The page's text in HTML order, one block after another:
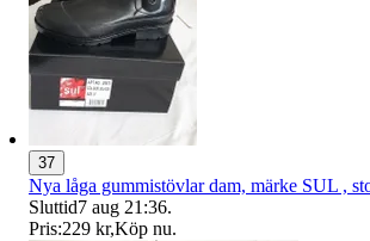
37
Nya låga gummistövlar dam, märke SUL ,
Sluttid7 aug 21:36.
Pris:229 kr,Köp nu.